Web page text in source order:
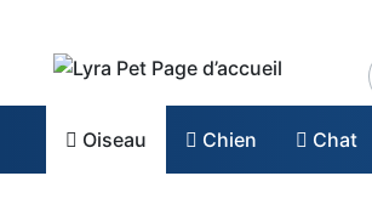
Oiseau Chien Chat